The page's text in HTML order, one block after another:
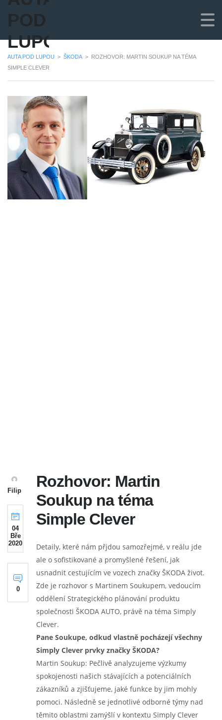
POD
LUPOU
AUTA POD LUPOU > ŠKODA > ROZHOVOR: MARTIN SOUKUP NA TÉMA
SIMPLE CLEVER
Filip
04
Bře
2020
0
Rozhovor: Martin
Soukup na téma
Simple Clever
Detaily, které nám přjdou samozřejmé, v reálu jde
ale o sofistikované a promyšlené řešení, jak
usnadnit cestujícím ve vozech značky ŠKODA život.
Zde je rozhovor s Martinem Soukupem, vedoucím
oddělení Strategického plánování produktu
společnosti ŠKODA AUTO, právě na téma Simply
Clever.
Pane Soukupe, odkud vlastně pocházejí všechny
Simply Clever prvky značky ŠKODA?
Martin Soukup: Pečlivě analyzujeme výzkumy
spokojenosti našich stávajících a potenciálních
zákazníků a zjišťujeme, jaké funkce by jim mohly
pomoci. Následně se jednotlivé odborné týmy nad
těmito oblastmi zamýšlí v kontextu Simply Clever